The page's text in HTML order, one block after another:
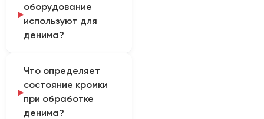
перфорации, нанесения
рисунков и локального
изменения оттенка
практическая область
применения
оборудования.
оборудование
используют для
денима?
CO₂-лазер. Кроме того,
мощность и скорость
выбирают по плотности
ткани, составу волокна
Что определяет
состояние кромки
при обработке
денима?